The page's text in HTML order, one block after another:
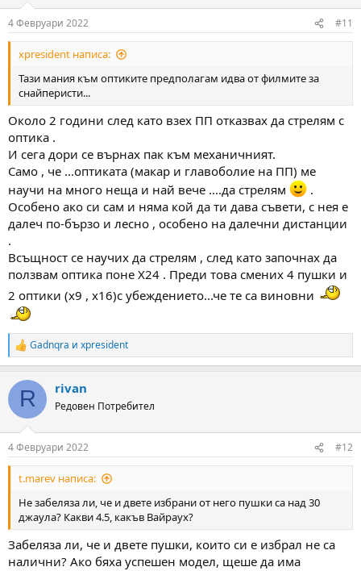
s
:
4 Февруари 2022 #11
xpresident написа:
Тази мания към оптиките предполагам идва от филмите за
снайперисти...
Около 2 години след като взех ПП отказвах да стрелям с
оптика .
И сега дори се върнах пак към механичният.
Само , че ...оптиката (макар и главоболие на ПП) ме
научи на много неща и най вече ....да стрелям
.
Особено ако си сам и няма кой да ти дава съвети, с нея е
далеч по-бързо и лесно , особено на далечни дистанции
.
Всъщност се научих да стрелям , след като започнах да
ползвам оптика поне Х24 . Преди това смених 4 пушки и
2 оптики (х9 , х16)с убеждението...че те са виновни
R
e
c
i
s
:
Gadnqra и xpresident
R rivan
Редовен Потребител
4 Февруари 2022 #12
t.marev написа:
Не забеляза ли, че и двете избрани от него пушки са над 30
джаула? Какви 4.5, какъв Вайраух?
Забеляза ли, че и двете пушки, които си е избрал не са
налични? Ако бяха успешен модел, щеше да има